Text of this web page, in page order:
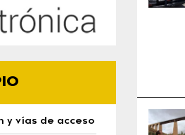
y vías de acceso